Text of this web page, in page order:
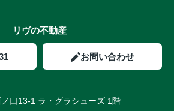
リヴの不動産
お問い合わせ
口13-1 ラ・グラシューズ 1階